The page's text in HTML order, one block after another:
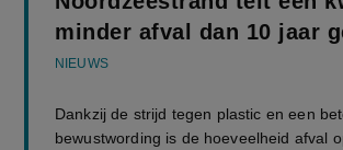
minder afval dan 10 jaar
NIEUWS
Dankzij de strijd tegen plastic en een
bewustwording is de hoeveelheid afval